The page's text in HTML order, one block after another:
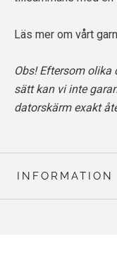
Läs mer om vårt garn
Obs! Eftersom
sätt kan vi inte
datorskärm exakt
INFORMATION